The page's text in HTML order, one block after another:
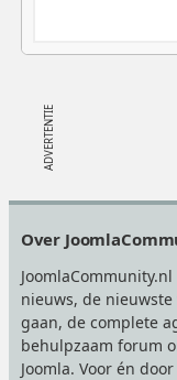
Over
nieuws, de
gaan, de complete
behulpzaam forum
Joomla. Voor én